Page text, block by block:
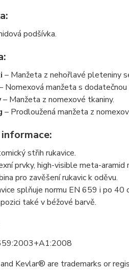
podšívka.
– Manžeta z nehořlavé pleteniny
Nomexová manžeta s
– Manžeta z nomexové tkaniny.
– Prodloužená manžeta z
střih rukavice.
prvky, high-visible meta-aramid
pro zavěšení rukavic k oděvu.
splňuje normu EN 659 i po 40
také v béžové barvě.
Kevlar® are trademarks or